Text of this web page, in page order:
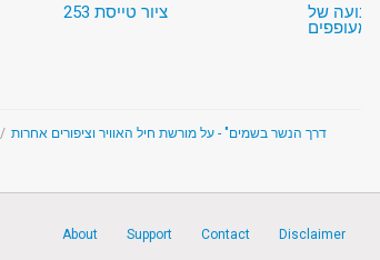
ציור טייסת 253 תנועה של
מעופפים
"דרך הנשר בשמים" - על מורשת חיל האוויר וציפורים אחרות /
About Support Contact Disclaimer